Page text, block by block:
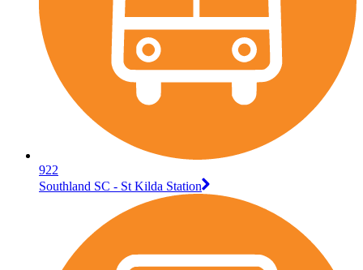
922
Southland SC - St Kilda Station